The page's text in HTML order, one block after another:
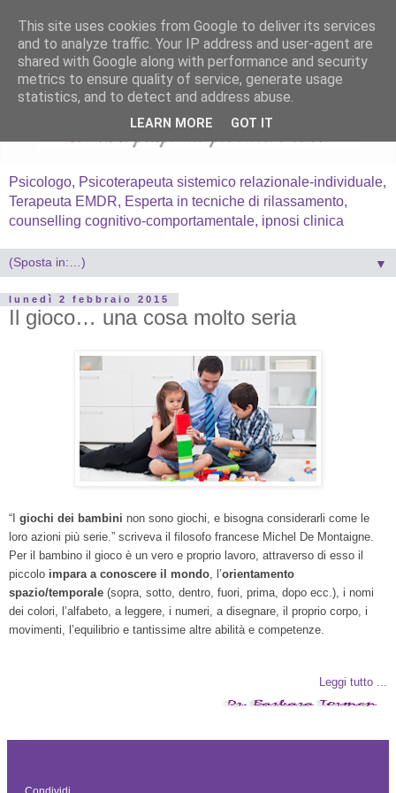
Psicologo, Psicoterapeuta sistemico relazionale-individuale,
Terapeuta EMDR, Esperta in tecniche di rilassamento,
counselling cognitivo-comportamentale, ipnosi clinica
▼
lunedì 2 febbraio 2015
Il gioco… una cosa molto seria
“I giochi dei bambini non sono giochi, e bisogna considerarli come le
loro azioni più serie.” scriveva il filosofo francese Michel De Montaigne.
Per il bambino il gioco è un vero e proprio lavoro, attraverso di esso il
piccolo impara a conoscere il mondo, l’orientamento
spazio/temporale (sopra, sotto, dentro, fuori, prima, dopo ecc.), i nomi
dei colori, l’alfabeto, a leggere, i numeri, a disegnare, il proprio corpo, i
movimenti, l’equilibrio e tantissime altre abilità e competenze.
Leggi tutto ...
This site uses cookies from Google to deliver its services
and to analyze traffic. Your IP address and user-agent are
shared with Google along with performance and security
metrics to ensure quality of service, generate usage
statistics, and to detect and address abuse.
LEARN MORE GOT IT